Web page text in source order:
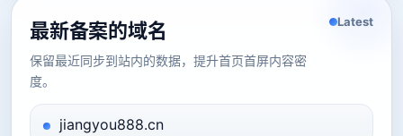
最新备案的域名
保留最近同步到站内的数据，提升首页首屏内容密
度。
Latest
jiangyou888.cn